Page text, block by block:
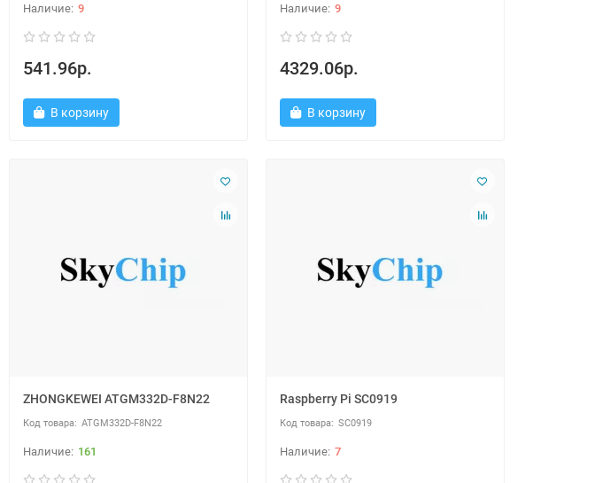
9
541.96р.
В корзину
9
4329.06р.
В корзину
ZHONGKEWEI ATGM332D-F8N22
ATGM332D-F8N22
161
Raspberry Pi SC0919
SC0919
7